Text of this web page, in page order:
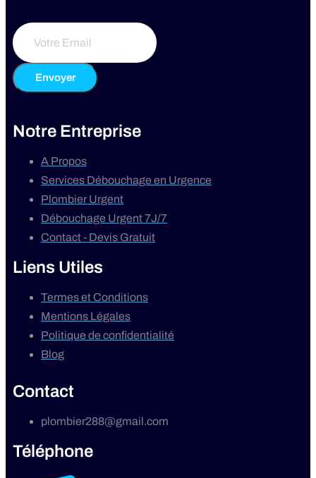
Envoyer
Notre Entreprise
A Propos
Services Débouchage en Urgence
Plombier Urgent
Débouchage Urgent 7J/7
Contact - Devis Gratuit
Liens Utiles
Termes et Conditions
Mentions Légales
Politique de confidentialité
Blog
Contact
plombier288@gmail.com
Téléphone